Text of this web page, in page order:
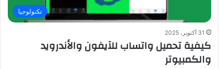
تكنولوجيا
31 أكتوبر، 2025
كيفية تحميل واتساب للآيفون والأندرويد
والكمبيوتر